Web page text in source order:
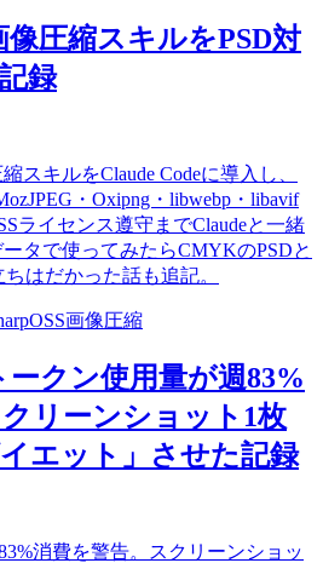
像圧縮スキルをPSD対
録
スキルをClaude Codeに導入し、
・Oxipng・libwebp・libavif
ライセンス遵守までClaudeと一緒
タで使ってみたらCMYKのPSDと
はだかった話も追記。
OSS画像圧縮
ークン使用量が週83%
リーンショット1枚
エット」させた記録
消費を警告。スクリーンショッ